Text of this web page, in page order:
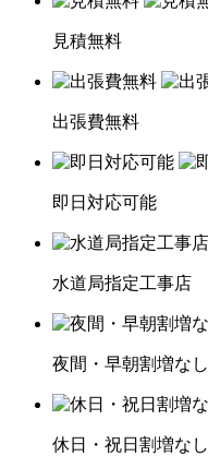
見積無料
出張費無料
即日対応可能
水道局指定工事店
夜間・早朝割増なし
休日・祝日割増なし